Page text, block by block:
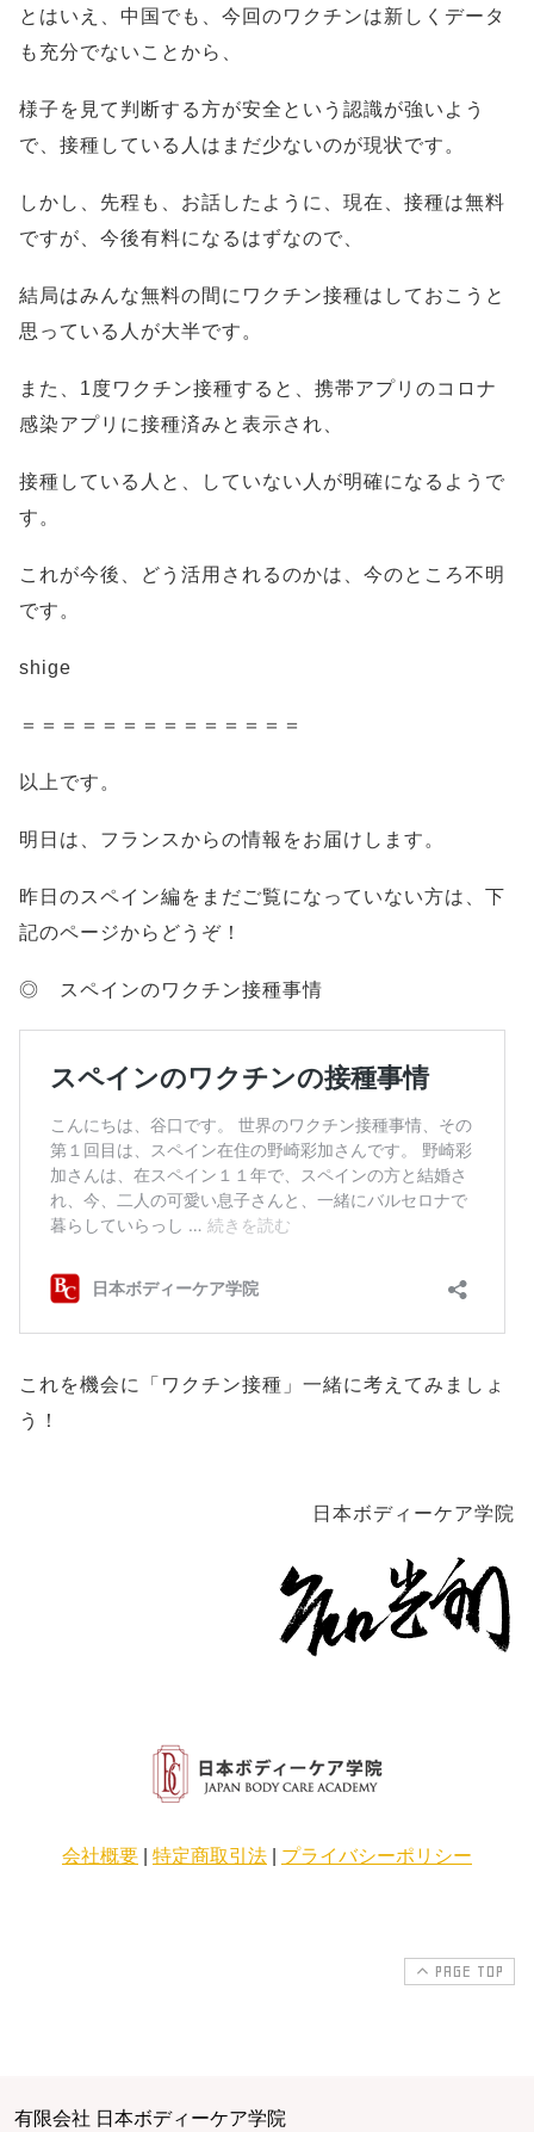
とはいえ、中国でも、今回のワクチンは新しくデータ
も充分でないことから、
様子を見て判断する方が安全という認識が強いよう
で、接種している人はまだ少ないのが現状です。
しかし、先程も、お話したように、現在、接種は無料
ですが、今後有料になるはずなので、
結局はみんな無料の間にワクチン接種はしておこうと
思っている人が大半です。
また、1度ワクチン接種すると、携帯アプリのコロナ
感染アプリに接種済みと表示され、
接種している人と、していない人が明確になるようで
す。
これが今後、どう活用されるのかは、今のところ不明
です。
shige
＝＝＝＝＝＝＝＝＝＝＝＝＝＝
以上です。
明日は、フランスからの情報をお届けします。
昨日のスペイン編をまだご覧になっていない方は、下
記のページからどうぞ！
◎ スペインのワクチン接種事情
これを機会に「ワクチン接種」一緒に考えてみましょ
う！
日本ボディーケア学院
会社概要 特定商取引法 プライバシーポリシー
PAGE TOP
有限会社 日本ボディーケア学院